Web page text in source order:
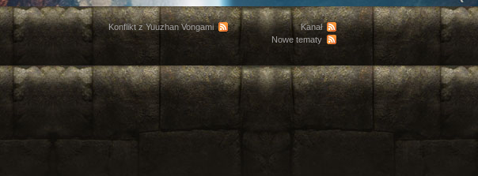
Kanał
Nowe tematy
Konflikt z Yuuzhan Vongami